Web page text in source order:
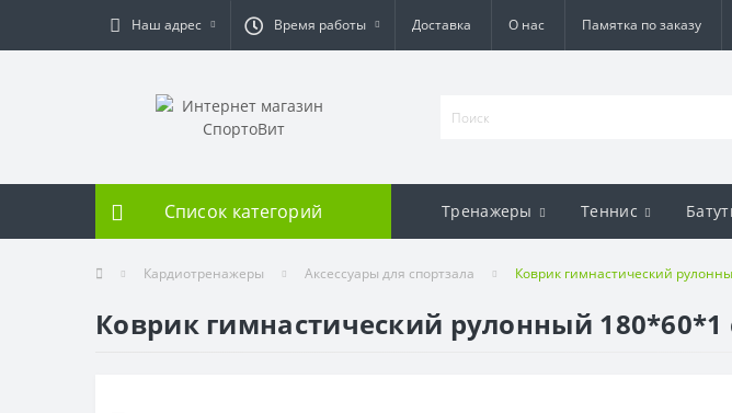
Наш адрес Время работы Доставка О нас Памятка по заказу
Список категорий Тренажеры Теннис
Кардиотренажеры Аксессуары для спортзала Коврик гимнастический
Коврик гимнастический рулонный